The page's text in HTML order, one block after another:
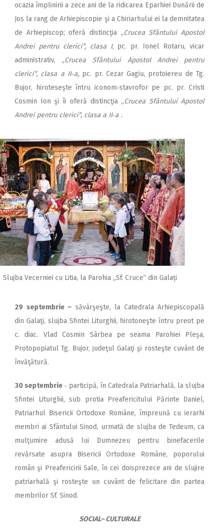
ocazia împlinirii a zece ani de la ridicarea Eparhiei Dunării de
Jos la rang de Arhiepiscopie şi a Chiriarhului ei la demnitatea
de Arhiepiscop; oferă distincţia „Crucea Sfântului Apostol
Andrei pentru clerici“, clasa I, pc. pr. Ionel Rotaru, vicar
administrativ, „Crucea Sfântului Apostol Andrei pentru
clerici“, clasa a II‑a,pc. pr. Cezar Gagiu, protoiereu de Tg.
Bujor, hiroteseşte întru iconom‑stavrofor pe pc. pr. Cristi
Cosmin Ion şi îi oferă distincţia „Crucea Sfântului Apostol
Andrei pentru clerici“, clasa a II‑a .
Slujba Vecerniei cu Litia, la Parohia „Sf. Cruce“ din Galați
29 septembrie – săvârşeşte, la Catedrala Arhiepiscopală
din Galaţi, slujba Sfintei Liturghii, hirotoneşte întru preot pe
c. diac. Vlad Cosmin Sârbea pe seama Parohiei Pleşa,
Protopopiatul Tg. Bujor, judeţul Galaţi şi rosteşte cuvânt de
învăţătură.
30 septembrie ‑ participă, în Catedrala Patriarhală, la slujba
Sfintei Liturghii, sub protia Preafericitului Părinte Daniel,
Patriarhul Bisericii Ortodoxe Române, împreună cu ierarhi
membri ai Sfântului Sinod, urmată de slujba de Tedeum, ca
mulţumire adusă lui Dumnezeu pentru binefacerile
revărsate asupra Bisericii Ortodoxe Române, poporului
român şi Preafericirii Sale, în cei doisprezece ani de slujire
patriarhală şi rosteşte un cuvânt de felicitare din partea
membrilor Sf. Sinod.
SOCIAL– CULTURALE